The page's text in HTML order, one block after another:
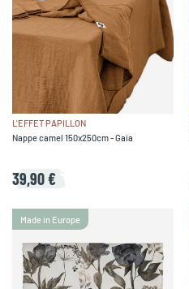
L'EFFET PAPILLON
Nappe camel 150x250cm - Gaia
39,90 €
Made in Europe